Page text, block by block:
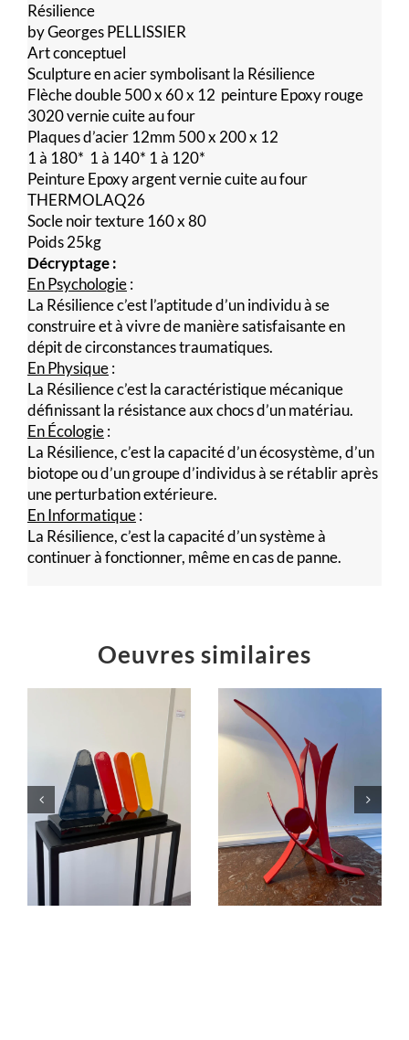
Résilience
by Georges PELLISSIER
Art conceptuel
Sculpture en acier symbolisant la Résilience
Flèche double 500 x 60 x 12 peinture Epoxy rouge
3020 vernie cuite au four
Plaques d’acier 12mm 500 x 200 x 12
1 à 180* 1 à 140* 1 à 120*
Peinture Epoxy argent vernie cuite au four
THERMOLAQ26
Socle noir texture 160 x 80
Poids 25kg
Décryptage :
En Psychologie:
La Résilience c’est l’aptitude d’un individu à se
construire et à vivre de manière satisfaisante en
dépit de circonstances traumatiques.
En Physique:
La Résilience c’est la caractéristique mécanique
définissant la résistance aux chocs d’un matériau.
En Écologie:
La Résilience, c’est la capacité d’un écosystème, d’un
biotope ou d’un groupe d’individus à se rétablir après
une perturbation extérieure.
En Informatique:
La Résilience, c’est la capacité d’un système à
continuer à fonctionner, même en cas de panne.
Oeuvres similaires
Éruption
jaillissement
rouge
Sculptures
« L’équilibre
dans le Cosmos.
C’est la fête !… »
Sculptures